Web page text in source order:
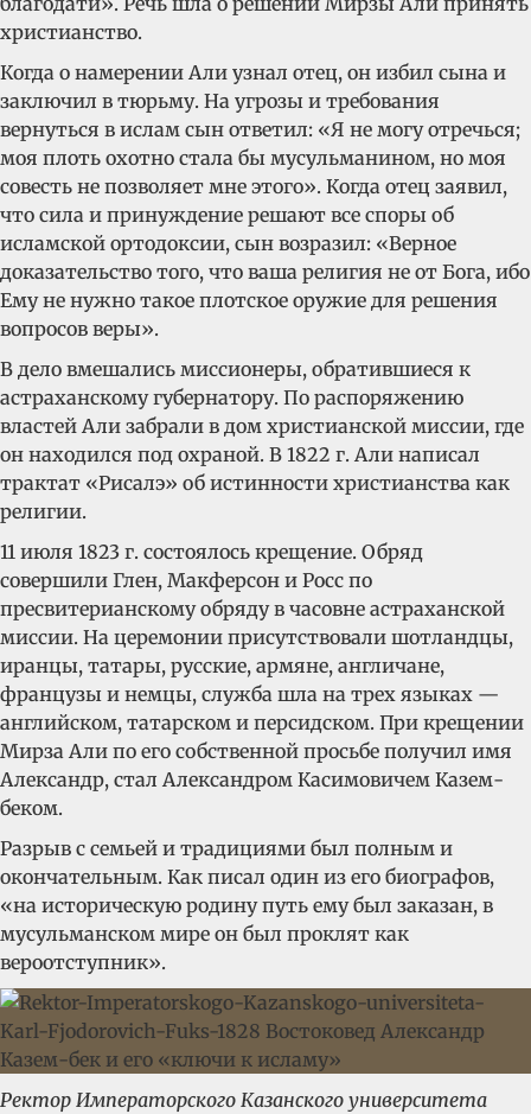
христианство.
Когда о намерении Али узнал отец, он избил сына и
заключил в тюрьму. На угрозы и требования
вернуться в ислам сын ответил: «Я не могу отречься;
моя плоть охотно стала бы мусульманином, но моя
совесть не позволяет мне этого». Когда отец заявил,
что сила и принуждение решают все споры об
исламской ортодоксии, сын возразил: «Верное
доказательство того, что ваша религия не от Бога, ибо
Ему не нужно такое плотское оружие для решения
вопросов веры».
В дело вмешались миссионеры, обратившиеся к
астраханскому губернатору. По распоряжению
властей Али забрали в дом христианской миссии, где
он находился под охраной. В 1822 г. Али написал
трактат «Рисалэ» об истинности христианства как
религии.
11 июля 1823 г. состоялось крещение. Обряд
совершили Глен, Макферсон и Росс по
пресвитерианскому обряду в часовне астраханской
миссии. На церемонии присутствовали шотландцы,
иранцы, татары, русские, армяне, англичане,
французы и немцы, служба шла на трех языках —
английском, татарском и персидском. При крещении
Мирза Али по его собственной просьбе получил имя
Александр, стал Александром Касимовичем Казем-
беком.
Разрыв с семьей и традициями был полным и
окончательным. Как писал один из его биографов,
«на историческую родину путь ему был заказан, в
мусульманском мире он был проклят как
вероотступник».
Ректор Императорского Казанского университета